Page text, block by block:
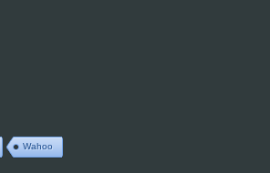
Wahoo